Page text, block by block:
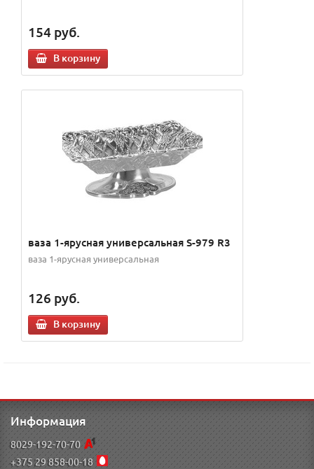
154 руб.
В корзину
ваза 1-ярусная универсальная S-979 R3
ваза 1-ярусная универсальная
126 руб.
В корзину
Информация
8029-192-70-70
+375 29 858-00-18